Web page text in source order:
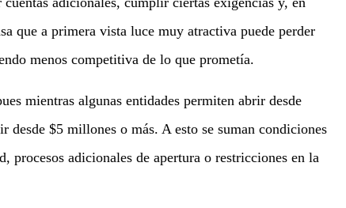
que a primera vista luce muy atractiva puede perder
menos competitiva de lo que prometía.
mientras algunas entidades permiten abrir desde
desde $5 millones o más. A esto se suman condiciones
procesos adicionales de apertura o restricciones en la